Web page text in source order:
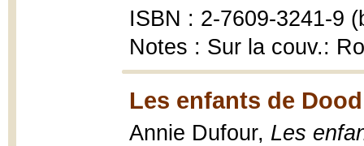
ISBN : 2-7609-3241-9
Notes : Sur la couv.:
Les enfants de
Annie Dufour, Les